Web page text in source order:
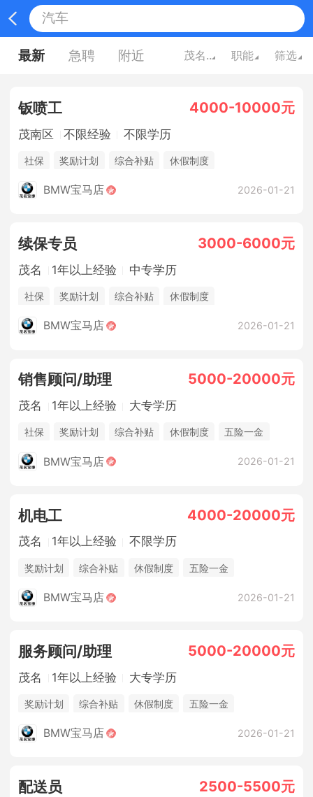
最新 急聘 附近 茂名广东 职能 筛选
钣喷工 4000-10000元
茂南区 不限经验 不限学历
社保 奖励计划 综合补贴 休假制度
BMW宝马店 2026-01-21
续保专员 3000-6000元
茂名 1年以上经验 中专学历
社保 奖励计划 综合补贴 休假制度
BMW宝马店 2026-01-21
销售顾问/助理 5000-20000元
茂名 1年以上经验 大专学历
社保 奖励计划 综合补贴 休假制度
五险一金
法定节假日
BMW宝马店 2026-01-21
机电工 4000-20000元
茂名 1年以上经验 不限学历
奖励计划 综合补贴 休假制度
五险一金
法定节假日
BMW宝马店 2026-01-21
服务顾问/助理 5000-20000元
茂名 1年以上经验 大专学历
奖励计划 综合补贴 休假制度
五险一金
法定节假日
BMW宝马店 2026-01-21
配送员 2500-5500元